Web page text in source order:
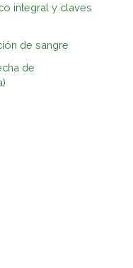
integral y claves
de sangre
de